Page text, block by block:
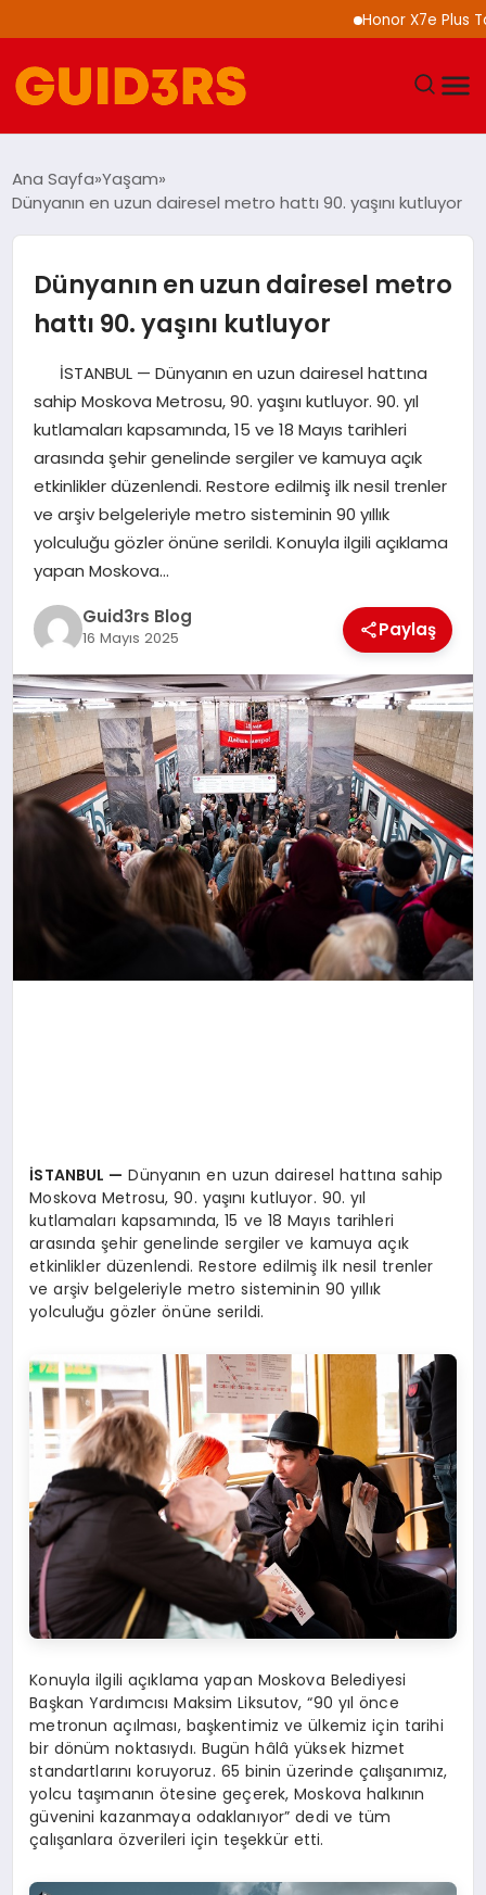
Honor X7e Plus
YAŞAM
TEKNOLOJI
SPOR
SAĞLIK
EKONOMI
MAGAZIN
EĞITIM
Ana Sayfa Yaşam
Dünyanın en uzun dairesel metro hattı 90. yaşını kutluyor
Dünyanın en uzun dairesel metro
hattı 90. yaşını kutluyor
İSTANBUL — Dünyanın en uzun dairesel hattına
sahip Moskova Metrosu, 90. yaşını kutluyor. 90. yıl
kutlamaları kapsamında, 15 ve 18 Mayıs tarihleri
arasında şehir genelinde sergiler ve kamuya açık
etkinlikler düzenlendi. Restore edilmiş ilk nesil trenler
ve arşiv belgeleriyle metro sisteminin 90 yıllık
yolculuğu gözler önüne serildi. Konuyla ilgili açıklama
yapan Moskova…
Guid3rs Blog
16 Mayıs 2025 Paylaş
İSTANBUL — Dünyanın en uzun dairesel hattına sahip
Moskova Metrosu, 90. yaşını kutluyor. 90. yıl
kutlamaları kapsamında, 15 ve 18 Mayıs tarihleri
arasında şehir genelinde sergiler ve kamuya açık
etkinlikler düzenlendi. Restore edilmiş ilk nesil trenler
ve arşiv belgeleriyle metro sisteminin 90 yıllık
yolculuğu gözler önüne serildi.
Konuyla ilgili açıklama yapan Moskova Belediyesi
Başkan Yardımcısı Maksim Liksutov, “90 yıl önce
metronun açılması, başkentimiz ve ülkemiz için tarihi
bir dönüm noktasıydı. Bugün hâlâ yüksek hizmet
standartlarını koruyoruz. 65 binin üzerinde çalışanımız,
yolcu taşımanın ötesine geçerek, Moskova halkının
güvenini kazanmaya odaklanıyor” dedi ve tüm
çalışanlara özverileri için teşekkür etti.